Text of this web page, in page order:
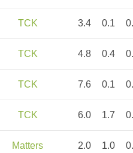
TCK 3.4 0.1
TCK 4.8 0.4
TCK 7.6 0.1
TCK 6.0 1.7
Matters 2.0 1.0